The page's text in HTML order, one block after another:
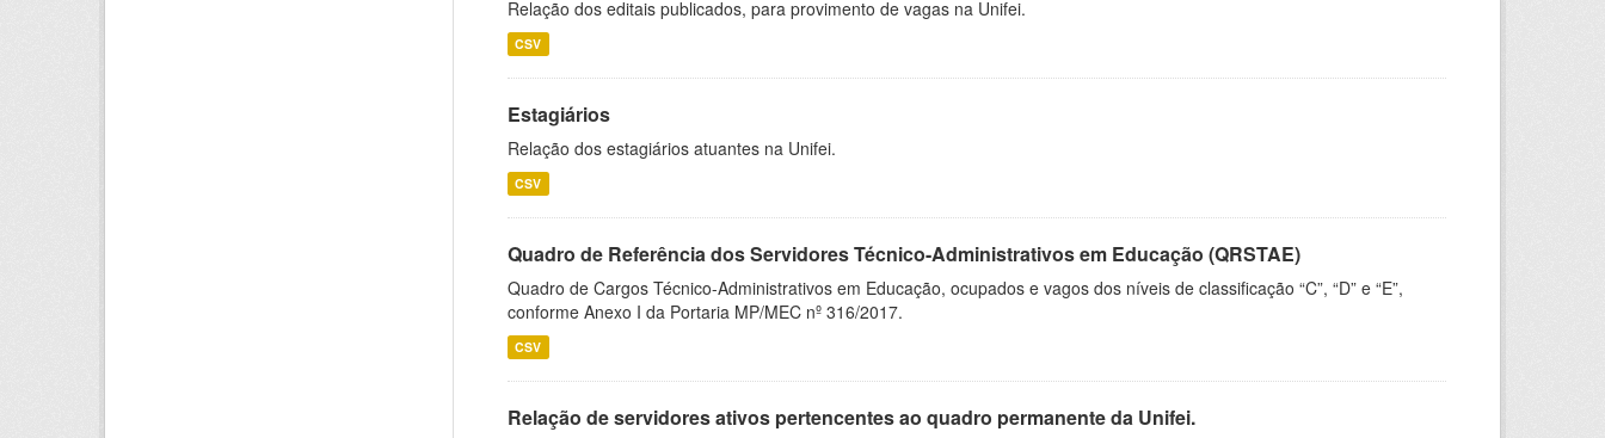
Relação dos editais publicados, para provimento de vagas na Unifei.
CSV
Estagiários
Relação dos estagiários atuantes na Unifei.
CSV
Quadro de Referência dos Servidores Técnico-Administrativos em Educação (QRSTAE)
Quadro de Cargos Técnico-Administrativos em Educação, ocupados e vagos dos níveis de classificação “C”, “D” e “E”,
conforme Anexo I da Portaria MP/MEC nº 316/2017.
CSV
Relação de servidores ativos pertencentes ao quadro permanente da Unifei.